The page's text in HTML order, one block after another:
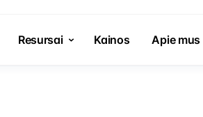
Resursai Kainos Apie mus